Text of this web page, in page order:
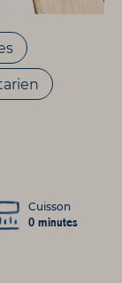
Cuisson
0 minutes